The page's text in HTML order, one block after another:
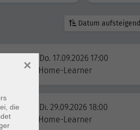
Datum aufsteigend
Do. 17.09.2026 17:00
Home-Learner
Di. 29.09.2026 18:00
Home-Learner
die
×